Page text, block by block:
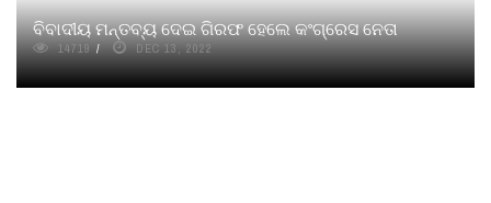
ବିବାଦୀୟ ମନ୍ତବ୍ୟ ଦେଇ ଗିରଫ ହେଲେ କଂଗ୍ରେସ ନେତା
14719 DEC 13, 2022